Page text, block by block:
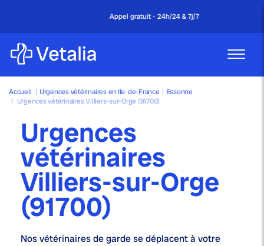
Appel gratuit - 24h/24 & 7j/7
Accueil | Urgences vétérinaires en Ile-de-France | Essonne
| Urgences vétérinaires Villiers-sur-Orge (91700)
Urgences
vétérinaires
Villiers-sur-Orge
(91700)
Nosvétérinaires de gardese déplacent à votre